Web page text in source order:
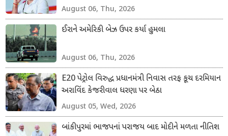
August 06, Thu, 2026
ઈરાને અમેરિકી બેઝ ઉપર કર્યા હુમલા
August 06, Thu, 2026
E20 પેટ્રોલ વિરુદ્ધ પ્રધાનમંત્રી નિવાસ તરફ કૂચ દરમિયાન
અરાવિંદ કેજરીવાલ ધરણા પર બેઠા
August 05, Wed, 2026
બાંકીપુરમાં ભાજપનાં પરાજય બાદ મોદીને મળતા નીતિશ